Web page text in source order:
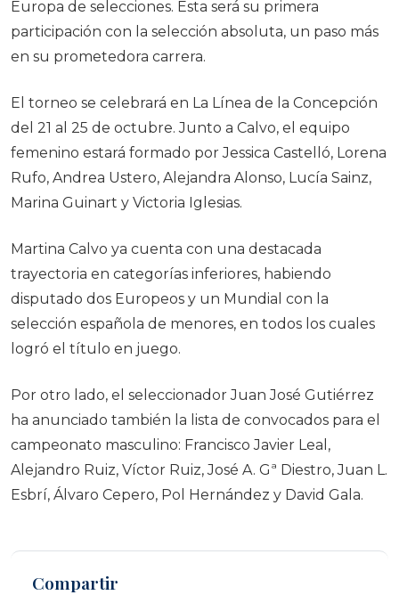
Europa de selecciones. Esta será su primera
participación con la selección absoluta, un paso más
en su prometedora carrera.
El torneo se celebrará en La Línea de la Concepción
del 21 al 25 de octubre. Junto a Calvo, el equipo
femenino estará formado por Jessica Castelló, Lorena
Rufo, Andrea Ustero, Alejandra Alonso, Lucía Sainz,
Marina Guinart y Victoria Iglesias.
Martina Calvo ya cuenta con una destacada
trayectoria en categorías inferiores, habiendo
disputado dos Europeos y un Mundial con la
selección española de menores, en todos los cuales
logró el título en juego.
Por otro lado, el seleccionador Juan José Gutiérrez
ha anunciado también la lista de convocados para el
campeonato masculino: Francisco Javier Leal,
Alejandro Ruiz, Víctor Ruiz, José A. Gª Diestro, Juan L.
Esbrí, Álvaro Cepero, Pol Hernández y David Gala.
Compartir